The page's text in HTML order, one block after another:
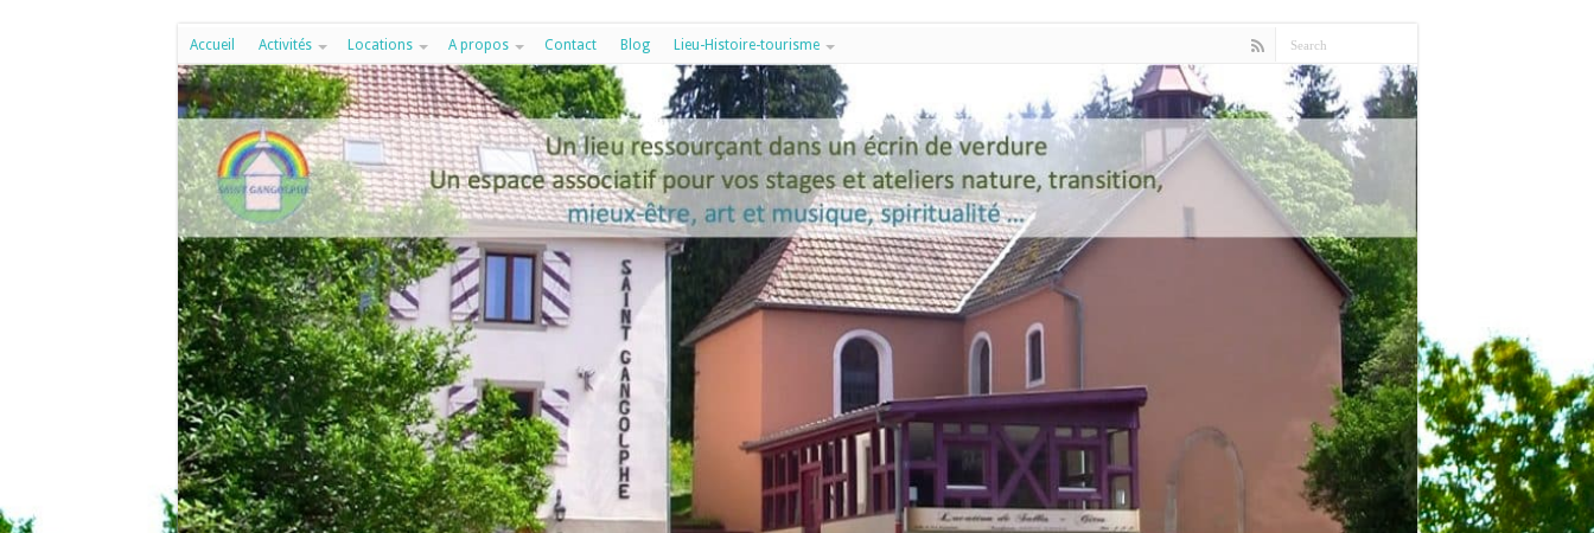
Accueil Activités Locations A propos Contact Blog Lieu-Histoire-tourisme